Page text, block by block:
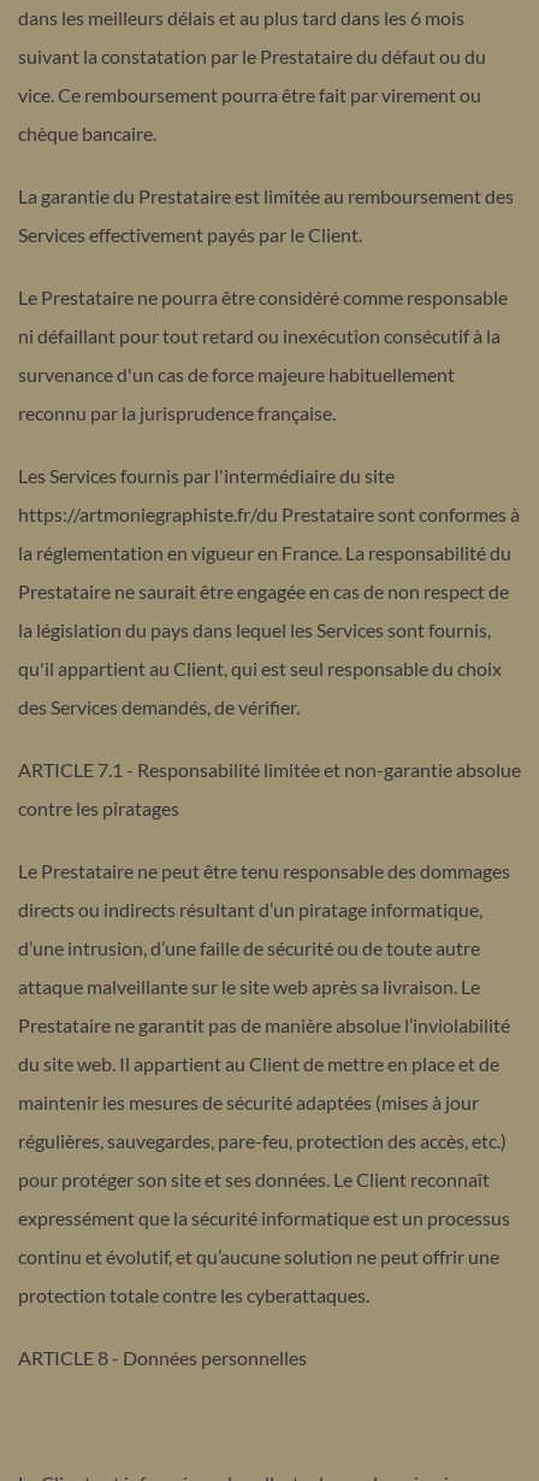
dans les meilleurs délais et au plus tard dans les 6 mois
suivant la constatation par le Prestataire du défaut ou du
vice. Ce remboursement pourra être fait par virement ou
chèque bancaire.
La garantie du Prestataire est limitée au remboursement des
Services effectivement payés par le Client.
Le Prestataire ne pourra être considéré comme responsable
ni défaillant pour tout retard ou inexécution consécutif à la
survenance d'un cas de force majeure habituellement
reconnu par la jurisprudence française.
Les Services fournis par l'intermédiaire du site
https://artmoniegraphiste.fr/du Prestataire sont conformes à
la réglementation en vigueur en France. La responsabilité du
Prestataire ne saurait être engagée en cas de non respect de
la législation du pays dans lequel les Services sont fournis,
qu'il appartient au Client, qui est seul responsable du choix
des Services demandés, de vérifier.
ARTICLE 7.1 - Responsabilité limitée et non-garantie absolue
contre les piratages
Le Prestataire ne peut être tenu responsable des dommages
directs ou indirects résultant d’un piratage informatique,
d’une intrusion, d’une faille de sécurité ou de toute autre
attaque malveillante sur le site web après sa livraison. Le
Prestataire ne garantit pas de manière absolue l’inviolabilité
du site web. Il appartient au Client de mettre en place et de
maintenir les mesures de sécurité adaptées (mises à jour
régulières, sauvegardes, pare-feu, protection des accès, etc.)
pour protéger son site et ses données. Le Client reconnaît
expressément que la sécurité informatique est un processus
continu et évolutif, et qu’aucune solution ne peut offrir une
protection totale contre les cyberattaques.
ARTICLE 8 - Données personnelles